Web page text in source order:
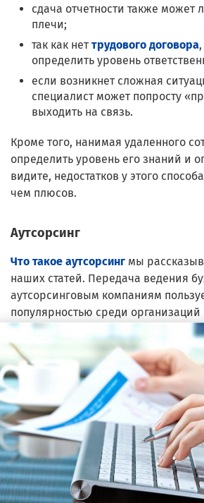
сдача отчетности также может
плечи;
так как неттрудового договора
определить уровень
если возникнет сложная
специалист может попросту
выходить на связь.
Кроме того, нанимая удаленного
определить уровень его знаний и
видите, недостатков у этого
чем плюсов.
Аутсорсинг
Что такое аутсорсинг мы
наших статей. Передача ведения
аутсорсинговым компаниям
популярностью среди